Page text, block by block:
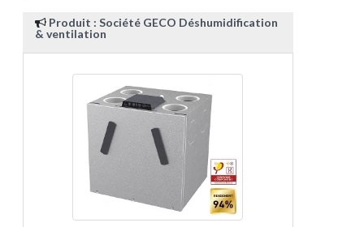
Produit : Société GECO Déshumidification
& ventilation